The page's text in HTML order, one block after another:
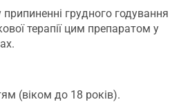
припиненні грудного годування
терапії цим препаратом у
(віком до 18 років).